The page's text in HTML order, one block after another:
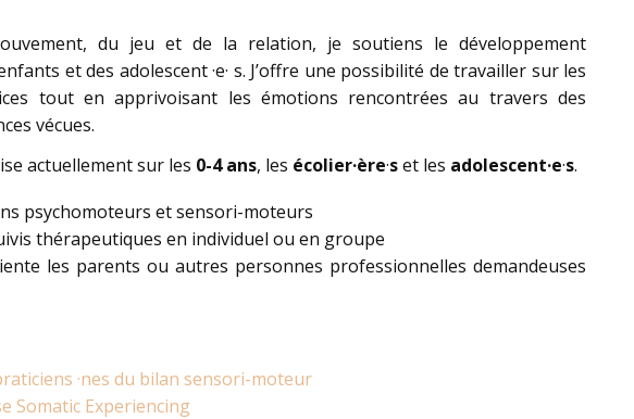
du jeu et de la relation, je soutiens le développement
et des adolescent ·e· s. J’offre une possibilité de travailler sur les
tout en apprivoisant les émotions rencontrées au travers des
vécues.
actuellement sur les 0-4 ans, les écolier·ère·set les adolescent·e·s.
psychomoteurs et sensori-moteurs
thérapeutiques en individuel ou en groupe
les parents ou autres personnes professionnelles demandeuses
·nes du bilan sensori-moteur
Somatic Experiencing